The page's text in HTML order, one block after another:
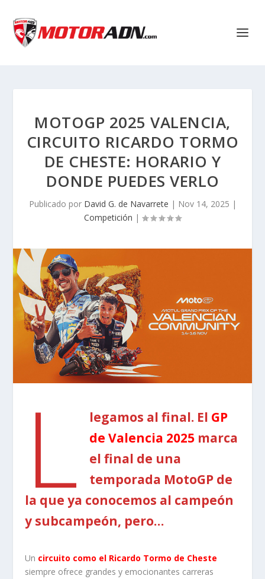
MOTOGP 2025 VALENCIA,
CIRCUITO RICARDO TORMO
DE CHESTE: HORARIO Y
DONDE PUEDES VERLO
Publicado por David G. de Navarrete | Nov 14, 2025 |
Competición |
L legamos al final. El GP
de Valencia 2025 marca
el final de una
temporada MotoGP de
la que ya conocemos al campeón
y subcampeón, pero…
Un circuito como el Ricardo Tormo de Cheste
siempre ofrece grandes y emocionantes carreras